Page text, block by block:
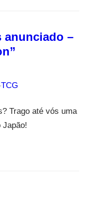
anunciado –
TCG
Trago até vós uma
Japão!